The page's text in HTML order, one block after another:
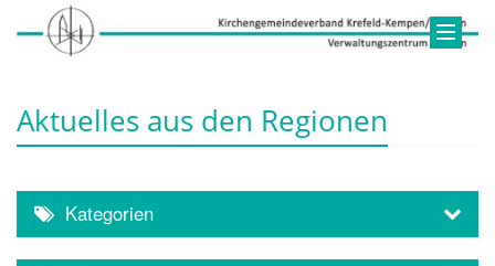
Aktuelles aus den Regionen
Kategorien